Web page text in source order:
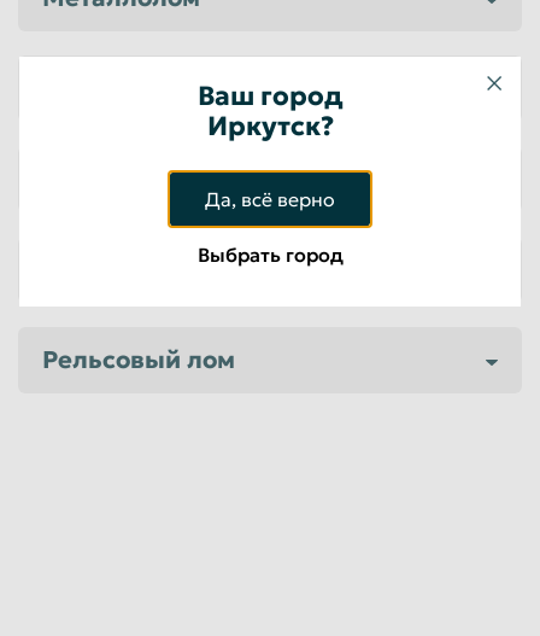
Оцинкованный металл, трос
Прайс на б/у катализаторы
Рельсовый лом
Ваш город
Иркутск?
Да, всё верно
Выбрать город